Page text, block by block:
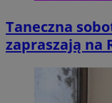
Taneczna
zapraszają na